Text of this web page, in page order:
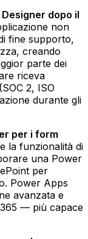
dopo il
non
fine supporto,
creando
parte dei
riceva
2, ISO
durante gli
per i form
la funzionalità di
una Power
per
Power Apps
avanzata e
— più capace